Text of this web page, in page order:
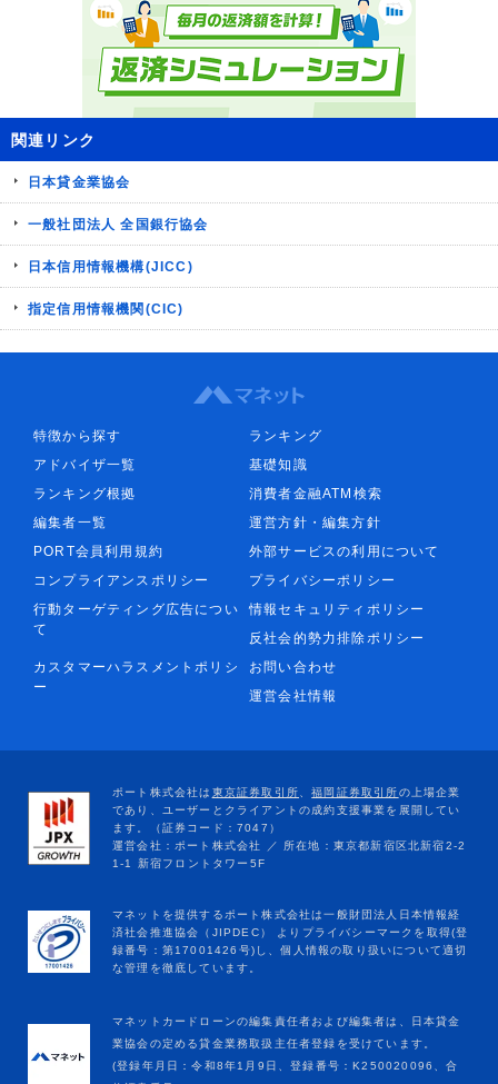
関連リンク
日本貸金業協会
一般社団法人 全国銀行協会
日本信用情報機構(JICC)
指定信用情報機関(CIC)
特徴から探す
ランキング
アドバイザ一覧
基礎知識
ランキング根拠
消費者金融ATM検索
編集者一覧
運営方針・編集方針
PORT会員利用規約
外部サービスの利用について
コンプライアンスポリシー
プライバシーポリシー
行動ターゲティング広告につい
て
情報セキュリティポリシー
反社会的勢力排除ポリシー
カスタマーハラスメントポリシ
ー
お問い合わせ
運営会社情報
マネットカードローンの編集責任者および編集者は、日本貸金
業協会の定める貸金業務取扱主任者登録を受けています。
(登録年月日：令和8年1月9日、登録番号：K250020096、合